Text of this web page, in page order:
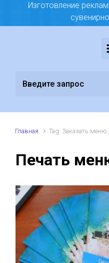
Изготовление
Главная Tag: Заказать меню
Печать